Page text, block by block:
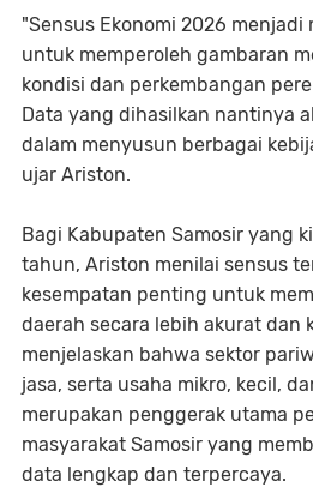
"Sensus Ekonomi 2026
untuk memperoleh gambaran
kondisi dan perkembangan
Data yang dihasilkan nantinya
dalam menyusun berbagai
ujar Ariston.
Bagi Kabupaten Samosir yang
tahun, Ariston menilai sensus
kesempatan penting untuk
daerah secara lebih akurat dan
menjelaskan bahwa sektor
jasa, serta usaha mikro, kecil,
merupakan penggerak utama
masyarakat Samosir yang
data lengkap dan terpercaya.